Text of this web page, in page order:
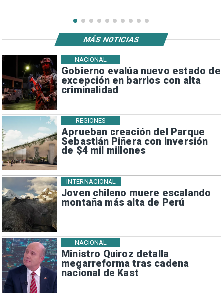
Gobierno evalúa nuevo estado de
excepción en barrios con alta
criminalidad
NACIONAL
Aprueban creación del Parque
Sebastián Piñera con inversión
de $4 mil millones
REGIONES
Joven chileno muere escalando
montaña más alta de Perú
INTERNACIONAL
Ministro Quiroz detalla
megarreforma tras cadena
nacional de Kast
NACIONAL
MÁS NOTICIAS